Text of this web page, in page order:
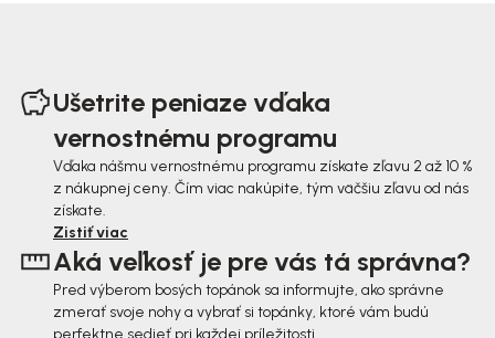
Ušetrite peniaze vďaka
vernostnému programu
Vďaka nášmu vernostnému programu získate zľavu 2 až 10 %
z nákupnej ceny. Čím viac nakúpite, tým väčšiu zľavu od nás
získate.
Zistiť viac
Aká veľkosť je pre vás tá správna?
Pred výberom bosých topánok sa informujte, ako správne
zmerať svoje nohy a vybrať si topánky, ktoré vám budú